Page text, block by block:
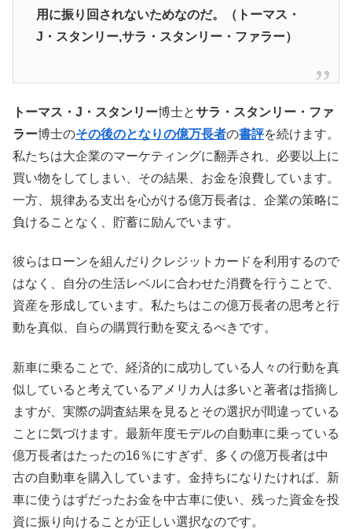
用に振り回されないためなのだ。（トーマス・
J・スタンリー,サラ・スタンリー・ファラー）
トーマス・J・スタンリー博士とサラ・スタンリー・ファ
ラー博士のその後のとなりの億万長者の書評を続けます。
私たちは大企業のマーケティングに翻弄され、必要以上に
買い物をしてしまい、その結果、お金を浪費しています。
一方、規律ある支出を心がける億万長者は、企業の策略に
負けることなく、貯蓄に励んでいます。
彼らはローンを組んだりクレジットカードを利用するので
はなく、自分の生活レベルに合わせた消費を行うことで、
資産を形成しています。私たちはこの億万長者の思考と行
動を真似、自らの購買行動を変えるべきです。
新車に乗ることで、経済的に成功している人々の行動を真
似していると考えているアメリカ人は多いと著者は指摘し
ますが、実際の調査結果を見るとその選択が間違っている
ことに気づけます。最新年度モデルの自動車に乗っている
億万長者はたったの16％にすぎず、多くの億万長者は中
古の自動車を購入しています。金持ちになりたければ、新
車に使うはずだったお金を中古車に使い、残った資金を投
資に振り向けることが正しい選択なのです。